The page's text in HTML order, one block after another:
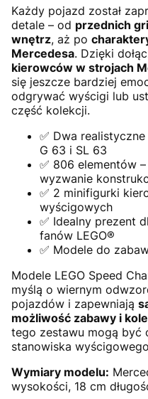
Każdy pojazd został
detale – od przednich
wnętrz, aż po
Mercedesa. Dzięki
kierowców w strojach
się jeszcze bardziej
odgrywać wyścigi lub
część kolekcji.
✅ Dwa
G 63 i SL 63
✅ 806 elementów
wyzwanie
✅ 2 minifigurki
wyścigowych
✅ Idealny prezent
fanów LEGO®
✅ Modele do
Modele LEGO Speed
myślą o wiernym
pojazdów i zapewniają
możliwość zabawy i
tego zestawu mogą być
stanowiska
Wymiary modelu:
wysokości, 18 cm